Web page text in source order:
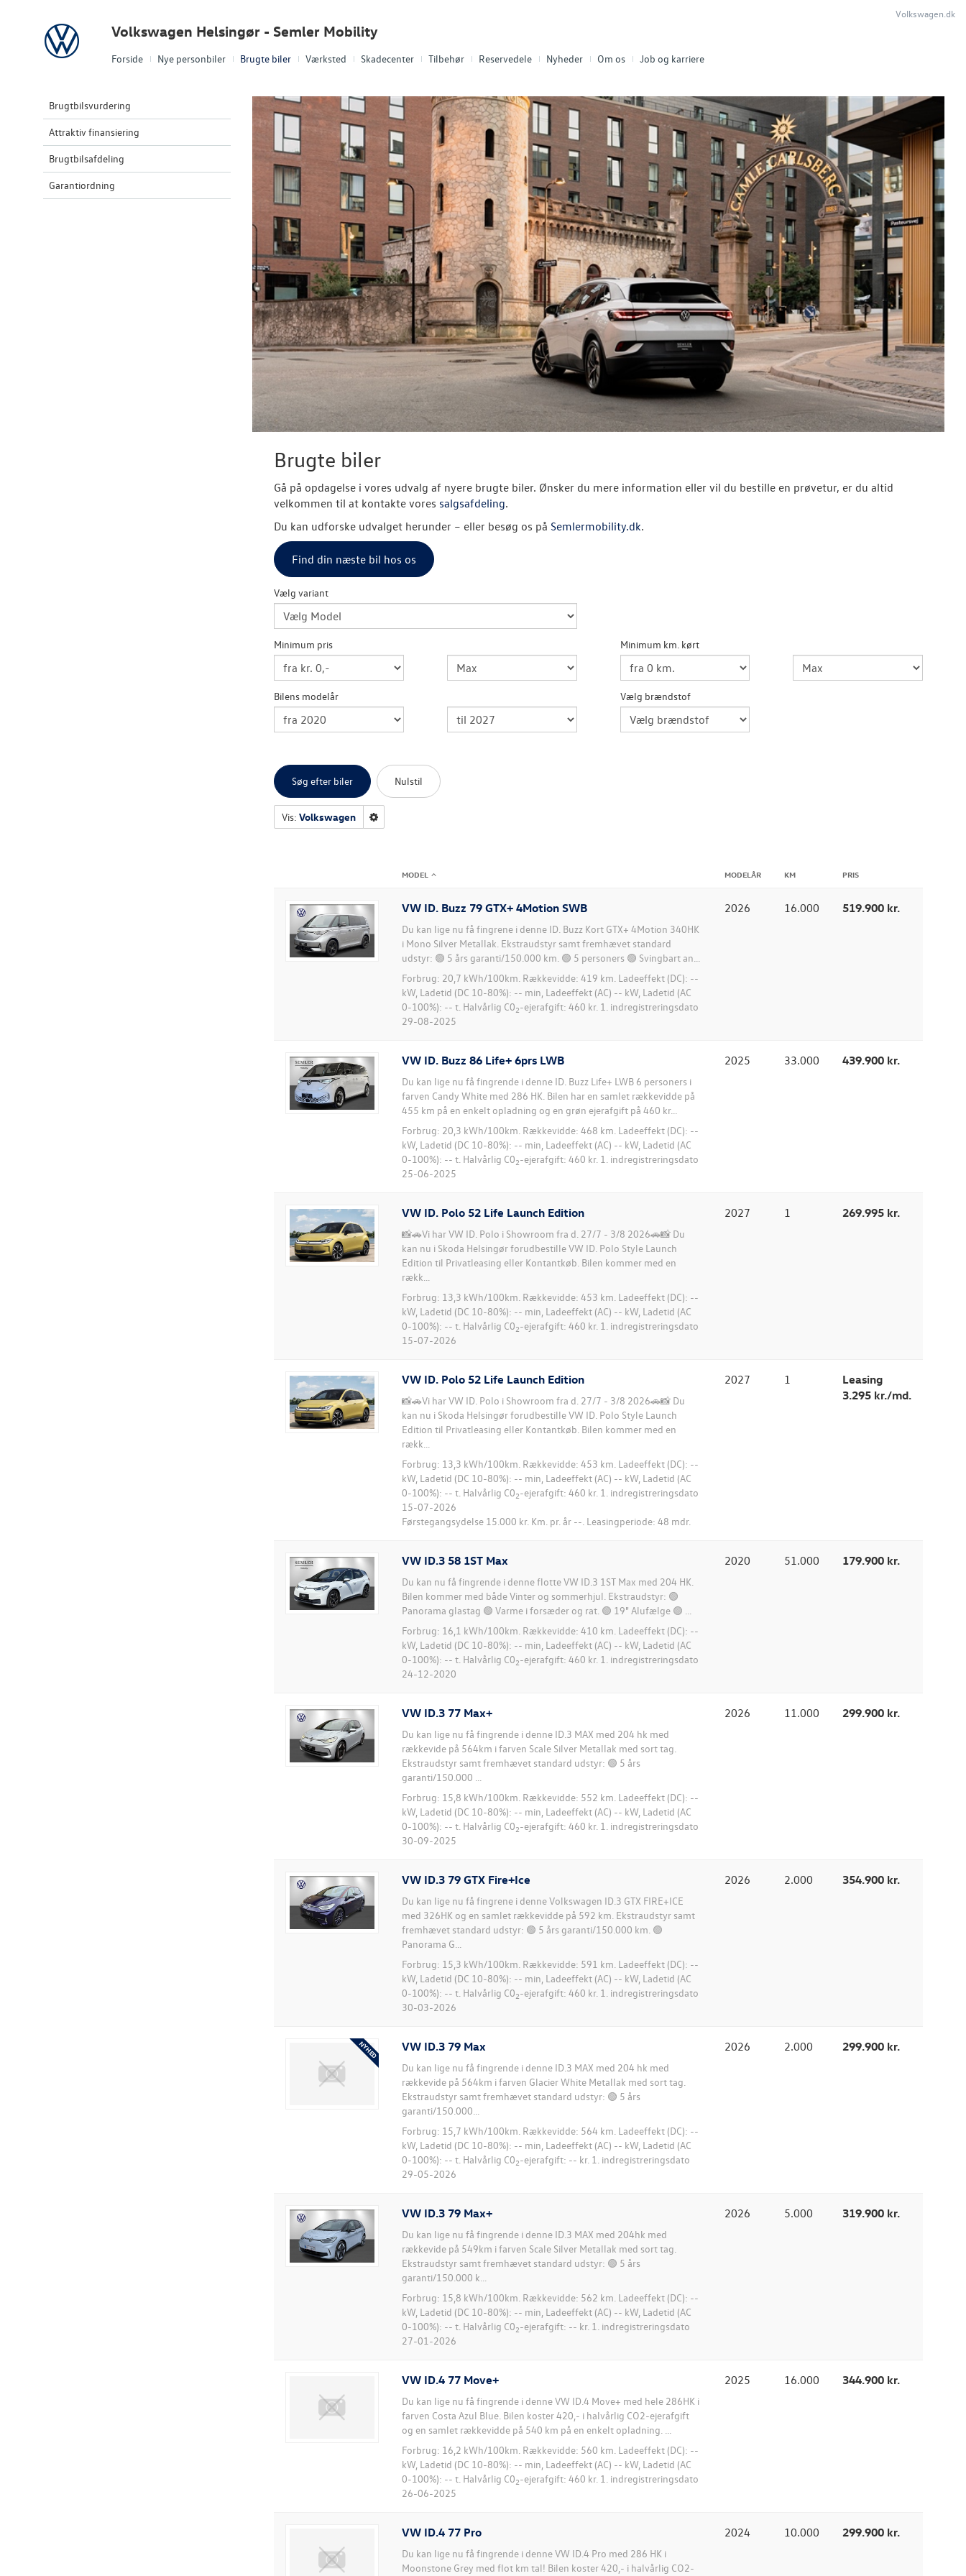
Forside Nye personbiler Brugte biler Værksted Skadecenter Tilbehør Reservedele Nyheder Om os Job og karriere
Volkswagen Volkswagen Helsingør - Semler Mobility
Volkswagen.dk
Brugtbilsvurdering
Attraktiv finansiering
Brugtbilsafdeling
Garantiordning
Brugte biler
Gå på opdagelse i vores udvalg af nyere brugte biler. Ønsker du mere information eller vil du bestille en prøvetur, er du altid
velkommen til at kontakte vores salgsafdeling.
Du kan udforske udvalget herunder – eller besøg os på Semlermobility.dk.
Find din næste bil hos os
Vælg variant
Minimum pris
Bilens modelår
Minimum km. kørt
Vælg brændstof
Søg efter biler Nulstil
Vis: Volkswagen
MODEL MODELÅR KM PRIS
VW ID. Buzz 79 GTX+ 4Motion SWB
Du kan lige nu få fingrene i denne ID. Buzz Kort GTX+ 4Motion 340HK
i Mono Silver Metallak. Ekstraudstyr samt fremhævet standard
udstyr: 🟢 5 års garanti/150.000 km. 🟢 5 personers 🟢 Svingbart an...
Forbrug: 20,7 kWh/100km. Rækkevidde: 419 km. Ladeeffekt (DC): --
kW, Ladetid (DC 10-80%): -- min, Ladeeffekt (AC) -- kW, Ladetid (AC
0-100%): -- t. Halvårlig C02-ejerafgift: 460 kr. 1. indregistreringsdato
29-08-2025
2026 16.000 519.900 kr.
VW ID. Buzz 86 Life+ 6prs LWB
Du kan lige nu få fingrende i denne ID. Buzz Life+ LWB 6 personers i
farven Candy White med 286 HK. Bilen har en samlet rækkevidde på
455 km på en enkelt opladning og en grøn ejerafgift på 460 kr...
Forbrug: 20,3 kWh/100km. Rækkevidde: 468 km. Ladeeffekt (DC): --
kW, Ladetid (DC 10-80%): -- min, Ladeeffekt (AC) -- kW, Ladetid (AC
0-100%): -- t. Halvårlig C02-ejerafgift: 460 kr. 1. indregistreringsdato
25-06-2025
2025 33.000 439.900 kr.
VW ID. Polo 52 Life Launch Edition
📸🚗Vi har VW ID. Polo i Showroom fra d. 27/7 - 3/8 2026🚗📸 Du
kan nu i Skoda Helsingør forudbestille VW ID. Polo Style Launch
Edition til Privatleasing eller Kontantkøb. Bilen kommer med en
rækk...
Forbrug: 13,3 kWh/100km. Rækkevidde: 453 km. Ladeeffekt (DC): --
kW, Ladetid (DC 10-80%): -- min, Ladeeffekt (AC) -- kW, Ladetid (AC
0-100%): -- t. Halvårlig C02-ejerafgift: 460 kr. 1. indregistreringsdato
15-07-2026
2027 1 269.995 kr.
VW ID. Polo 52 Life Launch Edition
📸🚗Vi har VW ID. Polo i Showroom fra d. 27/7 - 3/8 2026🚗📸 Du
kan nu i Skoda Helsingør forudbestille VW ID. Polo Style Launch
Edition til Privatleasing eller Kontantkøb. Bilen kommer med en
rækk...
Forbrug: 13,3 kWh/100km. Rækkevidde: 453 km. Ladeeffekt (DC): --
kW, Ladetid (DC 10-80%): -- min, Ladeeffekt (AC) -- kW, Ladetid (AC
0-100%): -- t. Halvårlig C02-ejerafgift: 460 kr. 1. indregistreringsdato
15-07-2026
Førstegangsydelse 15.000 kr. Km. pr. år --. Leasingperiode: 48 mdr.
2027 1
Leasing
3.295 kr./md.
VW ID.3 58 1ST Max
Du kan nu få fingrende i denne flotte VW ID.3 1ST Max med 204 HK.
Bilen kommer med både Vinter og sommerhjul. Ekstraudstyr: 🟢
Panorama glastag 🟢 Varme i forsæder og rat. 🟢 19" Alufælge 🟢 ...
Forbrug: 16,1 kWh/100km. Rækkevidde: 410 km. Ladeeffekt (DC): --
kW, Ladetid (DC 10-80%): -- min, Ladeeffekt (AC) -- kW, Ladetid (AC
0-100%): -- t. Halvårlig C02-ejerafgift: 460 kr. 1. indregistreringsdato
24-12-2020
2020 51.000 179.900 kr.
VW ID.3 77 Max+
Du kan lige nu få fingrende i denne ID.3 MAX med 204 hk med
rækkevide på 564km i farven Scale Silver Metallak med sort tag.
Ekstraudstyr samt fremhævet standard udstyr: 🟢 5 års
garanti/150.000 ...
Forbrug: 15,8 kWh/100km. Rækkevidde: 552 km. Ladeeffekt (DC): --
kW, Ladetid (DC 10-80%): -- min, Ladeeffekt (AC) -- kW, Ladetid (AC
0-100%): -- t. Halvårlig C02-ejerafgift: 460 kr. 1. indregistreringsdato
30-09-2025
2026 11.000 299.900 kr.
VW ID.3 79 GTX Fire+Ice
Du kan lige nu få fingrene i denne Volkswagen ID.3 GTX FIRE+ICE
med 326HK og en samlet rækkevidde på 592 km. Ekstraudstyr samt
fremhævet standard udstyr: 🟢 5 års garanti/150.000 km. 🟢
Panorama G...
Forbrug: 15,3 kWh/100km. Rækkevidde: 591 km. Ladeeffekt (DC): --
kW, Ladetid (DC 10-80%): -- min, Ladeeffekt (AC) -- kW, Ladetid (AC
0-100%): -- t. Halvårlig C02-ejerafgift: 460 kr. 1. indregistreringsdato
30-03-2026
2026 2.000 354.900 kr.
VW ID.3 79 Max
Du kan lige nu få fingrende i denne ID.3 MAX med 204 hk med
rækkevide på 564km i farven Glacier White Metallak med sort tag.
Ekstraudstyr samt fremhævet standard udstyr: 🟢 5 års
garanti/150.000...
Forbrug: 15,7 kWh/100km. Rækkevidde: 564 km. Ladeeffekt (DC): --
kW, Ladetid (DC 10-80%): -- min, Ladeeffekt (AC) -- kW, Ladetid (AC
0-100%): -- t. Halvårlig C02-ejerafgift: -- kr. 1. indregistreringsdato
29-05-2026
2026 2.000 299.900 kr.
VW ID.3 79 Max+
Du kan lige nu få fingrende i denne ID.3 MAX med 204hk med
rækkevide på 549km i farven Scale Silver Metallak med sort tag.
Ekstraudstyr samt fremhævet standard udstyr: 🟢 5 års
garanti/150.000 k...
Forbrug: 15,8 kWh/100km. Rækkevidde: 562 km. Ladeeffekt (DC): --
kW, Ladetid (DC 10-80%): -- min, Ladeeffekt (AC) -- kW, Ladetid (AC
0-100%): -- t. Halvårlig C02-ejerafgift: -- kr. 1. indregistreringsdato
27-01-2026
2026 5.000 319.900 kr.
VW ID.4 77 Move+
Du kan lige nu få fingrende i denne VW ID.4 Move+ med hele 286HK i
farven Costa Azul Blue. Bilen koster 420,- i halvårlig CO2-ejerafgift
og en samlet rækkevidde på 540 km på en enkelt opladning. ...
Forbrug: 16,2 kWh/100km. Rækkevidde: 560 km. Ladeeffekt (DC): --
kW, Ladetid (DC 10-80%): -- min, Ladeeffekt (AC) -- kW, Ladetid (AC
0-100%): -- t. Halvårlig C02-ejerafgift: 460 kr. 1. indregistreringsdato
26-06-2025
2025 16.000 344.900 kr.
VW ID.4 77 Pro
Du kan lige nu få fingrende i denne VW ID.4 Pro med 286 HK i
Moonstone Grey med flot km tal! Bilen koster 420,- i halvårlig CO2-
2024 10.000 299.900 kr.